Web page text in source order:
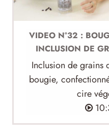
VIDEO N°32 :
INCLUSION DE
Inclusion de grains
bougie,
cire